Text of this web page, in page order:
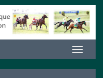
Afficher/
la